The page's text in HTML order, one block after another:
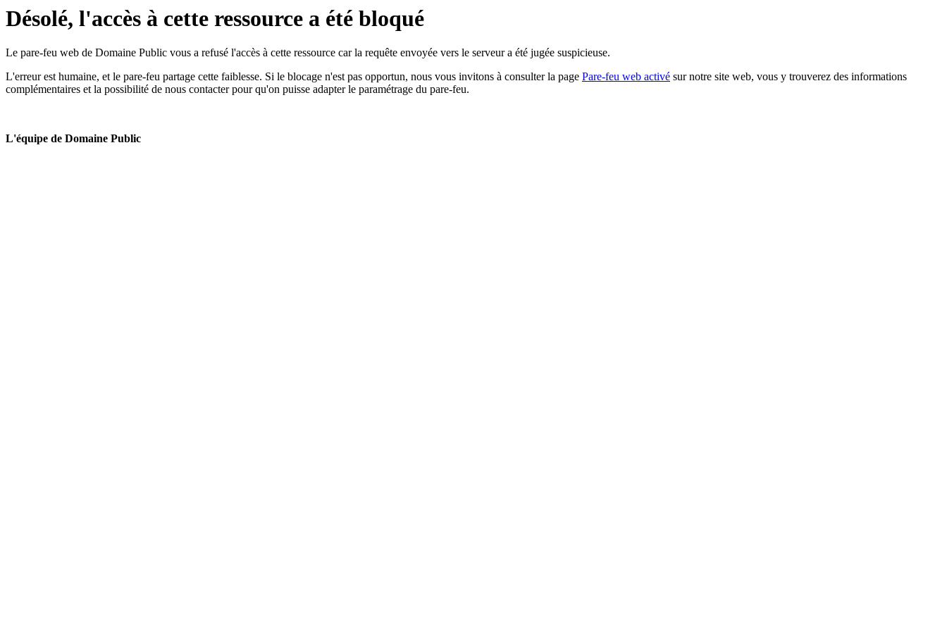
Désolé, l'accès à cette ressource a été bloqué
Le pare-feu web de Domaine Public vous a refusé l'accès à cette ressource car la requête envoyée vers le serveur a été jugée suspicieuse.
L'erreur est humaine, et le pare-feu partage cette faiblesse. Si le blocage n'est pas opportun, nous vous invitons à consulter la page Pare-feu web activé sur notre site web, vous y trouverez des informations
complémentaires et la possibilité de nous contacter pour qu'on puisse adapter le paramétrage du pare-feu.
L'équipe de Domaine Public